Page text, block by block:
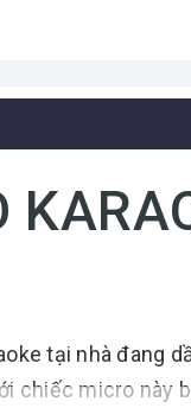
tại nhà đang
chiếc micro này